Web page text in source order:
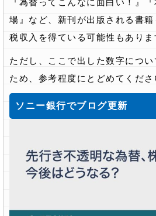
『為替ってこんなに面白い！』
場』など、新刊が出版される書
税収入を得ている可能性もありま
ただし、ここで出した数字につ
ため、参考程度にとどめてくださ
ソニー銀行でブログ更新